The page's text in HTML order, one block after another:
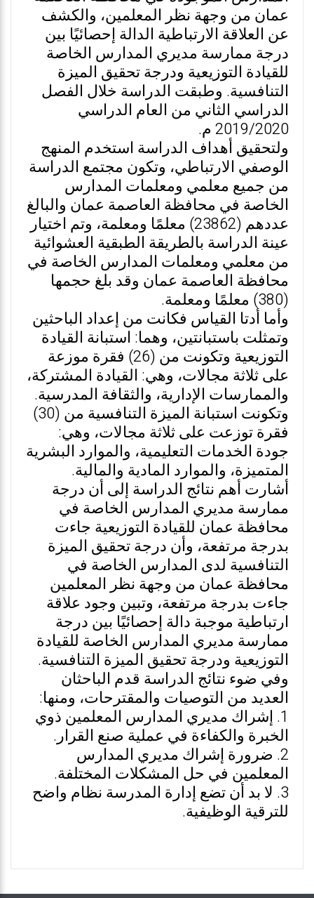
عمان من وجهة نظر المعلمين، والكشف
عن العلاقة الارتباطية الدالة إحصائيًا بين
درجة ممارسة مديري المدارس الخاصة
للقيادة التوزيعية ودرجة تحقيق الميزة
التنافسية. وطبقت الدراسة خلال الفصل
الدراسي الثاني من العام الدراسي
2019/2020 م.
ولتحقيق أهداف الدراسة استخدم المنهج
الوصفي الارتباطي، وتكون مجتمع الدراسة
من جميع معلمي ومعلمات المدارس
الخاصة في محافظة العاصمة عمان والبالغ
عددهم (23862) معلمًا ومعلمة، وتم اختيار
عينة الدراسة بالطريقة الطبقية العشوائية
من معلمي ومعلمات المدارس الخاصة في
محافظة العاصمة عمان وقد بلغ حجمها
(380) معلمًا ومعلمة.
وأما أدتا القياس فكانت من إعداد الباحثين
وتمثلت باستبانتين، وهما: استبانة القيادة
التوزيعية وتكونت من (26) فقرة موزعة
على ثلاثة مجالات، وهي: القيادة المشتركة،
والممارسات الإدارية، والثقافة المدرسية.
وتكونت استبانة الميزة التنافسية من (30)
فقرة توزعت على ثلاثة مجالات، وهي:
جودة الخدمات التعليمية، والموارد البشرية
المتميزة، والموارد المادية والمالية.
أشارت أهم نتائج الدراسة إلى أن درجة
ممارسة مديري المدارس الخاصة في
محافظة عمان للقيادة التوزيعية جاءت
بدرجة مرتفعة، وأن درجة تحقيق الميزة
التنافسية لدى المدارس الخاصة في
محافظة عمان من وجهة نظر المعلمين
جاءت بدرجة مرتفعة، وتبين وجود علاقة
ارتباطية موجبة دالة إحصائيًا بين درجة
ممارسة مديري المدارس الخاصة للقيادة
التوزيعية ودرجة تحقيق الميزة التنافسية.
وفي ضوء نتائج الدراسة قدم الباحثان
العديد من التوصيات والمقترحات، ومنها:
1. إشراك مديري المدارس المعلمين ذوي
الخبرة والكفاءة في عملية صنع القرار.
2. ضرورة إشراك مديري المدارس
المعلمين في حل المشكلات المختلفة.
3. لا بد أن تضع إدارة المدرسة نظام واضح
للترقية الوظيفية.